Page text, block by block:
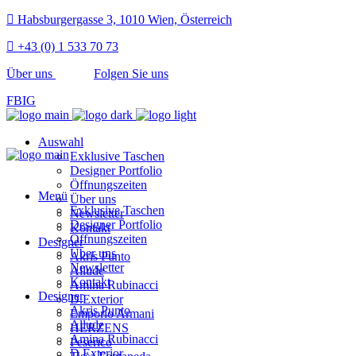
Habsburgergasse 3, 1010 Wien, Österreich
+43 (0) 1 533 70 73
Über uns
Folgen Sie uns
FBIG
Auswahl
Exklusive Taschen
Designer Portfolio
Öffnungszeiten
Über uns
Newsletter
Kontakt
Designer
Akris Punto
Allude
Amina Rubinacci
D.Exterior
Emporio Armani
HERZENS
Peserico
Menü
Exklusive Taschen
Designer Portfolio
Öffnungszeiten
Über uns
Newsletter
Kontakt
Designer
Akris Punto
Allude
Amina Rubinacci
D.Exterior